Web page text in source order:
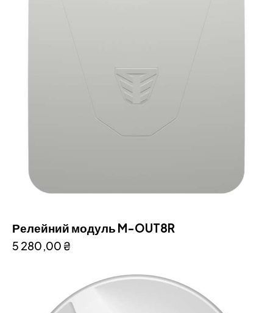
Релейний модуль M-OUT8R
5 280,00₴